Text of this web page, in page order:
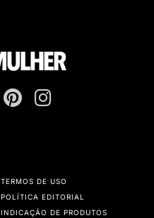
TERMOS DE USO
POLÍTICA EDITORIAL
INDICAÇÃO DE PRODUTOS